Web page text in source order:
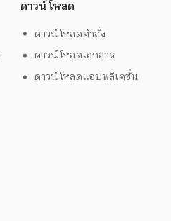
ดาวน์โหลด
ดาวน์โหลดคำสั่ง
ดาวน์โหลดเอกสาร
ดาวน์โหลดแอปพลิเคชั่น